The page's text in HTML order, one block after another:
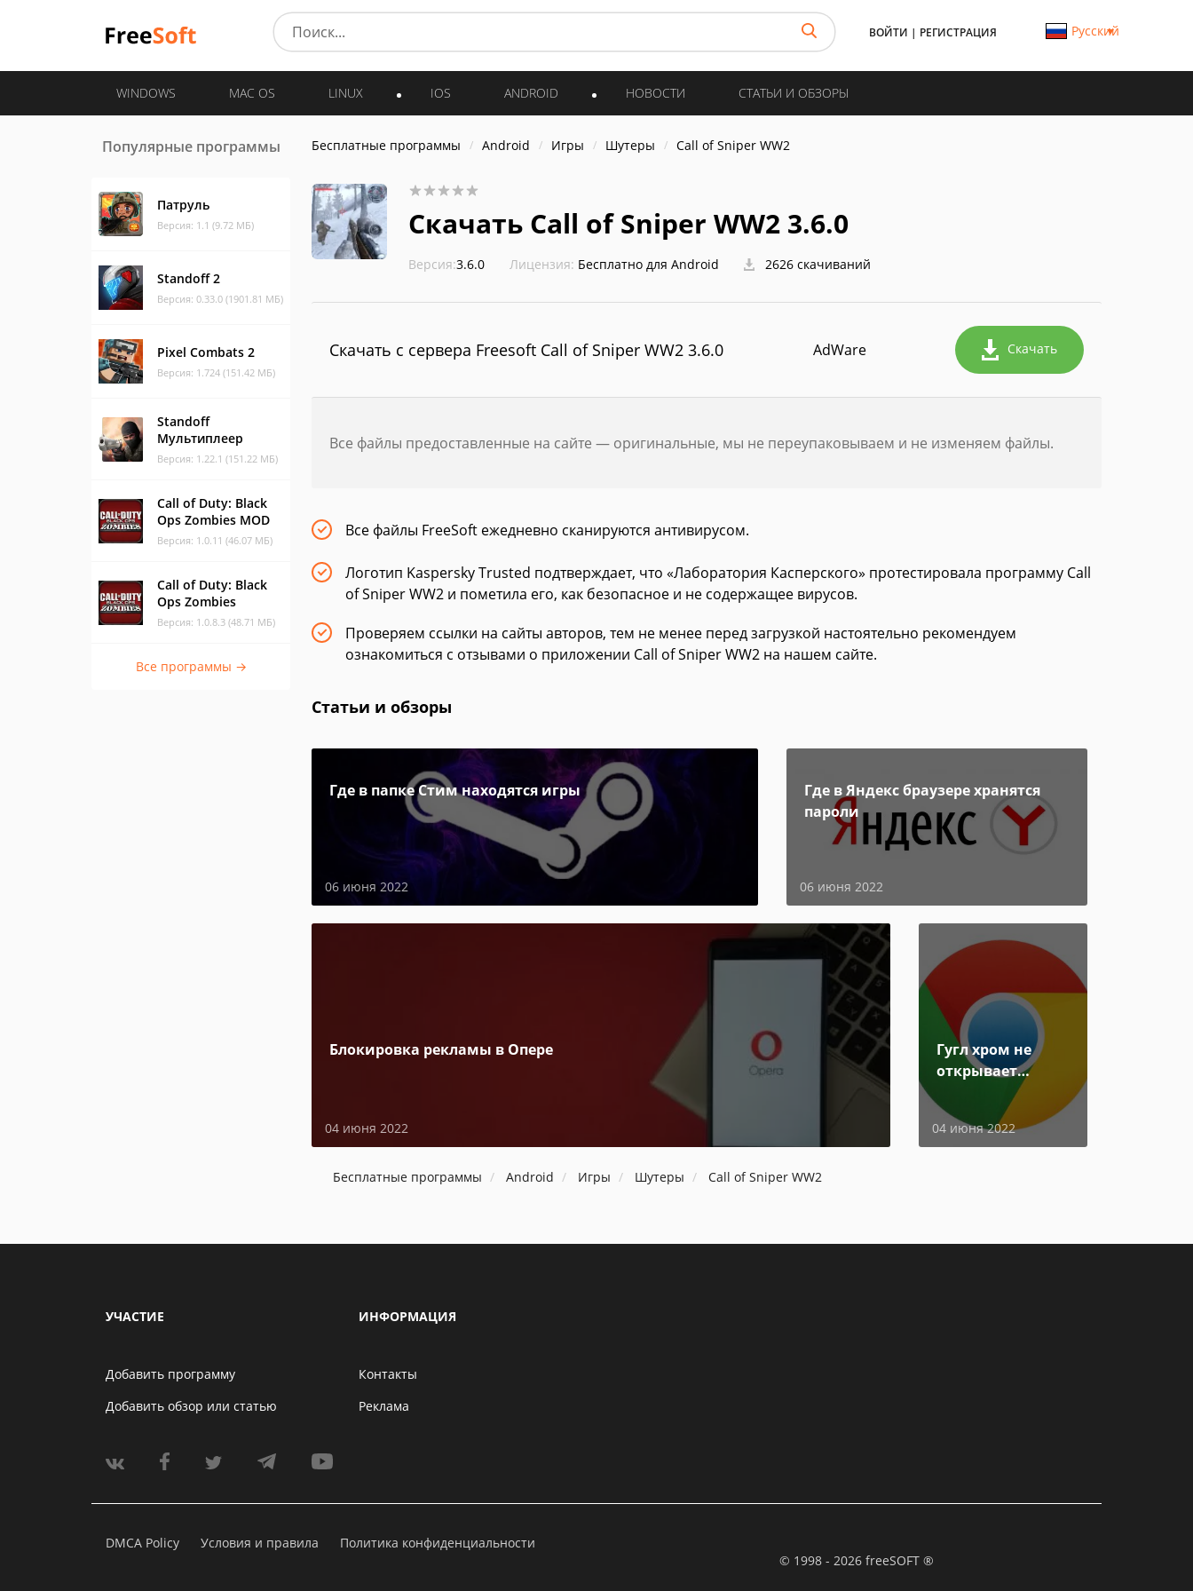
ВОЙТИ | РЕГИСТРАЦИЯ Русский
WINDOWS MAC OS LINUX IOS ANDROID НОВОСТИ СТАТЬИ И ОБЗОРЫ
Популярные программы
Патруль
Версия: 1.1 (9.72 МБ)
Standoff 2
Версия: 0.33.0 (1901.81 МБ)
Pixel Combats 2
Версия: 1.724 (151.42 МБ)
Standoff
Мультиплеер
Версия: 1.22.1 (151.22 МБ)
Call of Duty: Black
Ops Zombies MOD
Версия: 1.0.11 (46.07 МБ)
Call of Duty: Black
Ops Zombies
Версия: 1.0.8.3 (48.71 МБ)
Все программы →
Бесплатные программы Android Игры Шутеры Call of Sniper WW2
Скачать Call of Sniper WW2 3.6.0
Версия:3.6.0 Лицензия: Бесплатно для Android 2626 скачиваний
Скачать с сервера Freesoft Call of Sniper WW2 3.6.0 AdWare Скачать
Все файлы предоставленные на сайте — оригинальные, мы не переупаковываем и не изменяем файлы.
Все файлы FreeSoft ежедневно сканируются антивирусом.
Логотип Kaspersky Trusted подтверждает, что «Лаборатория Касперского» протестировала программу Call
of Sniper WW2 и пометила его, как безопасное и не содержащее вирусов.
Проверяем ссылки на сайты авторов, тем не менее перед загрузкой настоятельно рекомендуем
ознакомиться с отзывами о приложении Call of Sniper WW2 на нашем сайте.
Статьи и обзоры
Где в папке Стим находятся игры
06 июня 2022
Где в Яндекс браузере хранятся
пароли
06 июня 2022
Блокировка рекламы в Опере
04 июня 2022
Гугл хром не
открывает
04 июня 2022
Бесплатные программы Android Игры Шутеры Call of Sniper WW2
УЧАСТИЕ
Добавить программу
Добавить обзор или статью
ИНФОРМАЦИЯ
Контакты
Реклама
DMCA Policy Условия и правила
Политика конфиденциальности
© 1998 - 2026 freeSOFT ®